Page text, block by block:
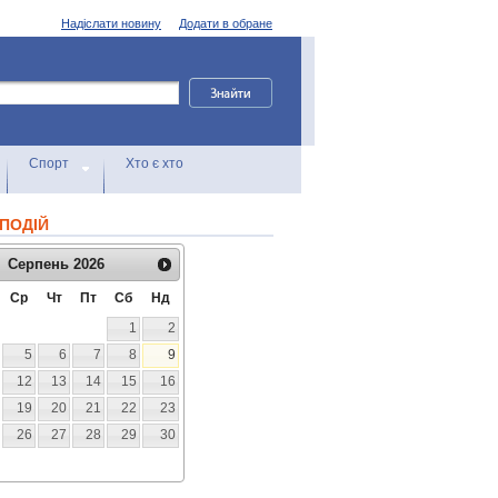
Додати в обране
Надіслати новину
Спорт Хто є хто
Серпень 2026
Ср Чт Пт Сб
Нд
1
2
5 6 7 8
9
12 13 14 15
16
19 20 21 22
23
26 27 28 29
30